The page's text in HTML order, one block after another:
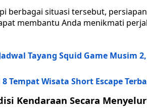
berbagai situasi tersebut,
membantu Anda menikmati
Tayang Squid Game Musim
Tempat Wisata Short Escape
Kendaraan Secara